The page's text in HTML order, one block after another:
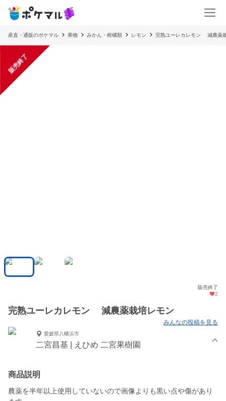
産直・通販のポケマル 果物 みかん・柑橘類 レモン 完熟ユーレカレモン 減農薬
販売終了
販売終了
2
完熟ユーレカレモン 減農薬栽培レモン
みんなの投稿を見る
愛媛県八幡浜市
二宮昌基 | えひめ 二宮果樹園
商品説明
農薬を半年以上使用していないので画像よりも黒い点や傷があり